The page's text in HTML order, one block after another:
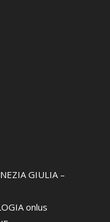
GIULIA –
onlus